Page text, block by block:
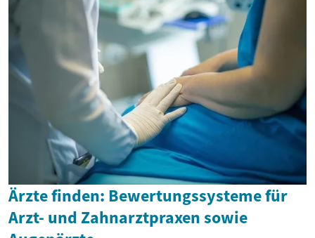
Ärzte finden: Bewertungssysteme für
Arzt- und Zahnarztpraxen sowie